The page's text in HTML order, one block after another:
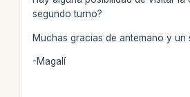
segundo turno?
Muchas gracias de antemano y un
-Magalí